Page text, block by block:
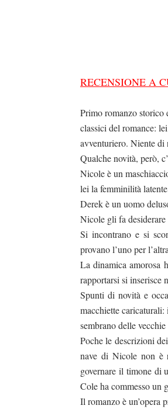
RECENSIONE A
Primo romanzo storico
classici del romance:
avventuriero. Niente di
Qualche novità, però,
Nicole è un
lei la femminilità
Derek è un uomo
Nicole gli fa
Si incontrano e si
provano l’uno per
La dinamica amorosa
rapportarsi si inserisce
Spunti di novità e
macchiette
sembrano delle
Poche le descrizioni
nave di Nicole non è
governare il timone di
Cole ha commesso un
Il romanzo è un’opera